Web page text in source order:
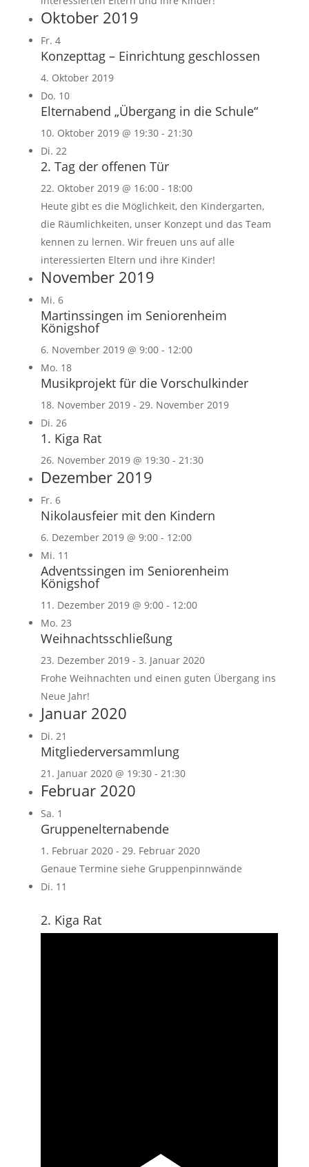
Oktober 2019
Fr. 4
Konzepttag – Einrichtung geschlossen
4. Oktober 2019
Do. 10
Elternabend „Übergang in die Schule“
10. Oktober 2019 @ 19:30- 21:30
Di. 22
2. Tag der offenen Tür
22. Oktober 2019 @ 16:00- 18:00
Heute gibt es die Möglichkeit, den Kindergarten,
die Räumlichkeiten, unser Konzept und das Team
kennen zu lernen. Wir freuen uns auf alle
interessierten Eltern und ihre Kinder!
November 2019
Mi. 6
Martinssingen im Seniorenheim
Königshof
6. November 2019 @ 9:00- 12:00
Mo. 18
Musikprojekt für die Vorschulkinder
18. November 2019- 29. November 2019
Di. 26
1. Kiga Rat
26. November 2019 @ 19:30- 21:30
Dezember 2019
Fr. 6
Nikolausfeier mit den Kindern
6. Dezember 2019 @ 9:00- 12:00
Mi. 11
Adventssingen im Seniorenheim
Königshof
11. Dezember 2019 @ 9:00- 12:00
Mo. 23
Weihnachtsschließung
23. Dezember 2019- 3. Januar 2020
Frohe Weihnachten und einen guten Übergang ins
Neue Jahr!
Januar 2020
Di. 21
Mitgliederversammlung
21. Januar 2020 @ 19:30- 21:30
Februar 2020
Sa. 1
Gruppenelternabende
1. Februar 2020- 29. Februar 2020
Genaue Termine siehe Gruppenpinnwände
Di. 11
2. Kiga Rat